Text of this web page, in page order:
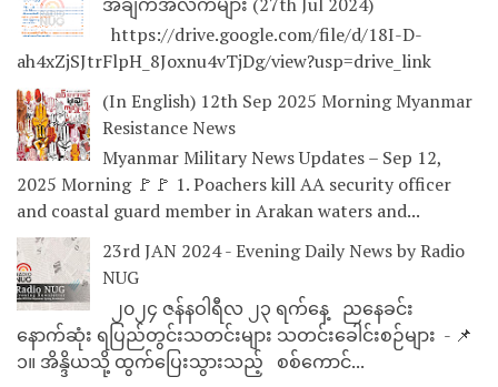
https://drive.google.com/file/d/18I-D-
ah4xZjSJtrFlpH_8Joxnu4vTjDg/view?usp=drive_link
(In English) 12th Sep 2025 Morning Myanmar
Resistance News
Myanmar Military News Updates – Sep 12,
2025 Morning 🚩🚩 1. Poachers kill AA security officer
and coastal guard member in Arakan waters and...
23rd JAN 2024 - Evening Daily News by Radio
NUG
၂၀၂၄ ဇန်နဝါရီလ ၂၃ ရက်နေ့ ညနေခင်း
နောက်ဆုံး ရပြည်တွင်းသတင်းများ သတင်းခေါင်းစဉ်များ - 📌
၁။ အိန္ဒိယသို့ ထွက်ပြေးသွားသည့် စစ်ကောင်...